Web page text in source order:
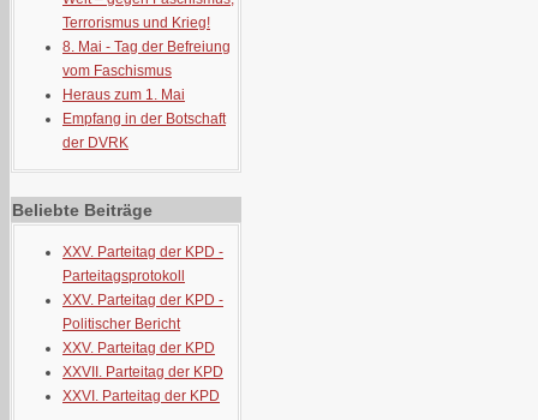
Terrorismus und Krieg!
8. Mai - Tag der Befreiung
vom Faschismus
Heraus zum 1. Mai
Empfang in der Botschaft
der DVRK
Beliebte Beiträge
XXV. Parteitag der KPD -
Parteitagsprotokoll
XXV. Parteitag der KPD -
Politischer Bericht
XXV. Parteitag der KPD
XXVII. Parteitag der KPD
XXVI. Parteitag der KPD